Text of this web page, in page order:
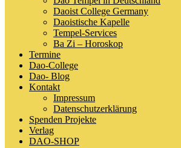
Daoist College Germany
Daoistische Kapelle
Tempel-Services
Ba Zi – Horoskop
Termine
Dao-College
Dao- Blog
Kontakt
Impressum
Datenschutzerklärung
Spenden Projekte
Verlag
DAO-SHOP